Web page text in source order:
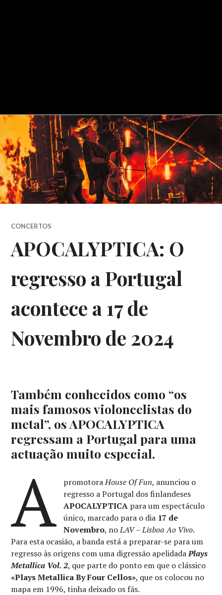
CONCERTOS
APOCALYPTICA: O
regresso a Portugal
acontece a 17 de
Novembro de 2024
Também conhecidos como “os
mais famosos violoncelistas do
metal”, os APOCALYPTICA
regressam a Portugal para uma
actuação muito especial.
A promotoraHouse Of Fun, anunciou o
regresso a Portugal dos finlandeses
APOCALYPTICApara um espectáculo
único, marcado para o dia 17 de
Novembro, noLAV – Lisboa Ao Vivo.
Para esta ocasião, a banda está a preparar-se para um
regresso às origens com uma digressão apelidadaPlays
Metallica Vol. 2, que parte do ponto em que o clássico
«Plays Metallica By Four Cellos», que os colocou no
mapa em 1996, tinha deixado os fãs.